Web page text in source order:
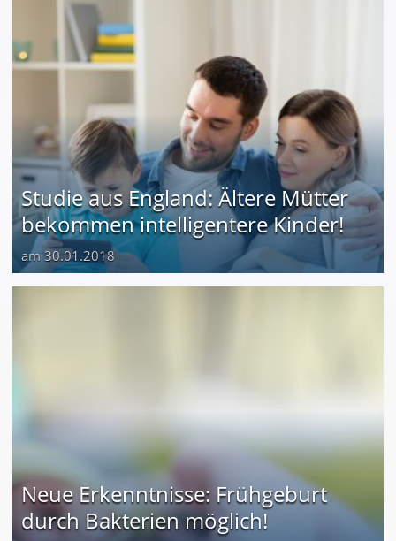
Studie aus England: Ältere Mütter
bekommen intelligentere Kinder!
am 30.01.2018
Neue Erkenntnisse: Frühgeburt
durch Bakterien möglich!